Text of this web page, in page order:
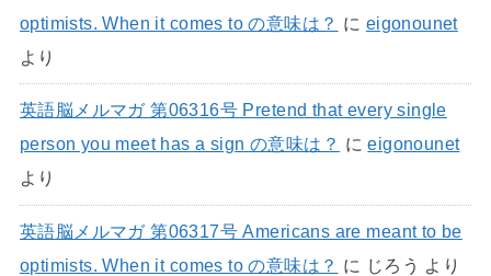
optimists. When it comes to の意味は？ に eigonounet
より
英語脳メルマガ 第06316号 Pretend that every single
person you meet has a sign の意味は？ にeigonounet
より
英語脳メルマガ 第06317号 Americans are meant to be
optimists. When it comes to の意味は？ に じろう より